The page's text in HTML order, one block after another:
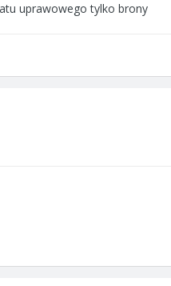
uprawowego tylko brony